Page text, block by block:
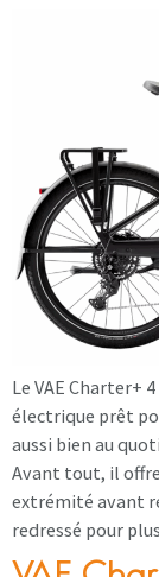
Le VAE Charter+
électrique prêt
aussi bien au
Avant tout, il
extrémité avant
redressé pour